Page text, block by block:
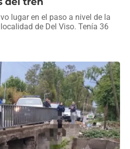
lugar en el paso a nivel de la
de Del Viso. Tenía 36